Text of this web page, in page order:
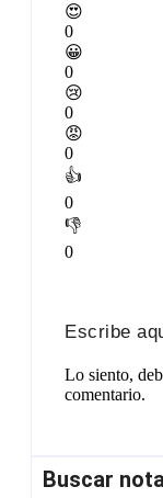
😍
0
😀
0
😢
0
😡
0
👍
0
👎
0
Escribe
Lo siento,
comentario.
Buscar